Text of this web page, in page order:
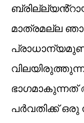
മാത്രമല്ല
ഭാഗമാകുന്നത്
പർവതിക്ക്